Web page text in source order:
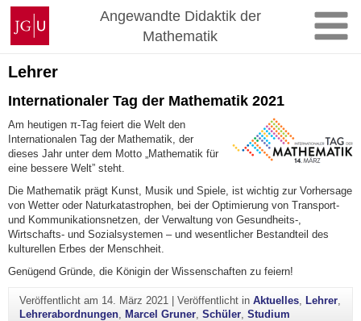
Zum
Inhalt
springen
Johannes
Gutenberg-
Universität
Mainz
Angewandte Didaktik der
Mathematik
Lehrer
Internationaler Tag der Mathematik 2021
Am heutigen π-Tag feiert die Welt den
Internationalen Tag der Mathematik, der
dieses Jahr unter dem Motto „Mathematik für
eine bessere Welt” steht.
Die Mathematik prägt Kunst, Musik und Spiele, ist wichtig zur Vorhersage
von Wetter oder Naturkatastrophen, bei der Optimierung von Transport-
und Kommunikationsnetzen, der Verwaltung von Gesundheits-,
Wirtschafts- und Sozialsystemen – und wesentlicher Bestandteil des
kulturellen Erbes der Menschheit.
Genügend Gründe, die Königin der Wissenschaften zu feiern!
Veröffentlicht am 14. März 2021 Veröffentlicht in Aktuelles, Lehrer,
Lehrerabordnungen, Marcel Gruner, Schüler, Studium